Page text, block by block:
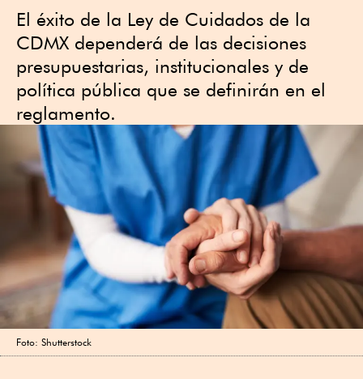
El éxito de la Ley de Cuidados de la
CDMX dependerá de las decisiones
presupuestarias, institucionales y de
política pública que se definirán en el
reglamento.
Foto: Shutterstock